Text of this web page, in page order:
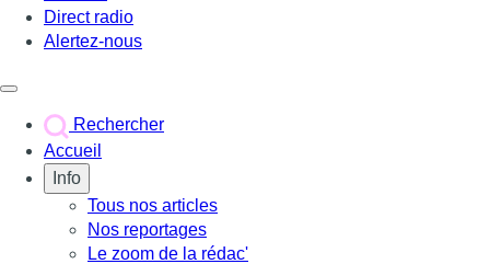
Direct radio
Alertez-nous
Rechercher
Accueil
Info
Tous nos articles
Nos reportages
Le zoom de la rédac'